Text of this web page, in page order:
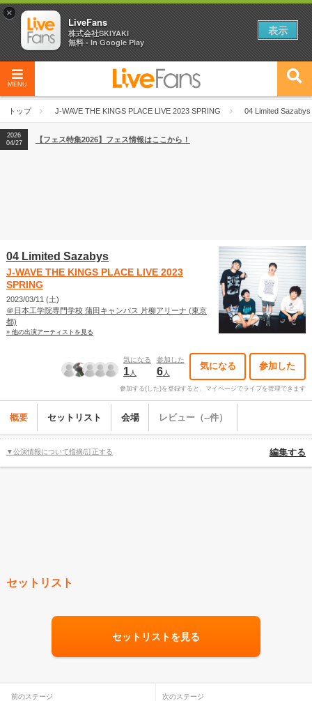
MENU
トップ J-WAVE THE KINGS PLACE LIVE 2023 SPRING 04 Limited Sazabys
2026
04/27
2026
【ライブ動員ランキング】2026年上半期編発表！
2026
04/27
【フェス特集2026】フェス情報はここから！
04 Limited Sazabys
J-WAVE THE KINGS PLACE LIVE 2023
SPRING
2023/03/11 (土)
＠日本工学院専門学校 蒲田キャンパス 片柳アリーナ (東京
都)
» 他の出演アーティストを見る
気になる
1人
参加した
6人
気になる 参加した
参加する(した)を登録すると、マイページでライブを管理できます
概要 セットリスト 会場 レビュー（--件）
▼公演情報について指摘/訂正する 編集する
セットリスト
セットリストを見る
前のステージ 次のステージ
×
LiveFans
株式会社SKIYAKI
無料 - In Google Play
表示